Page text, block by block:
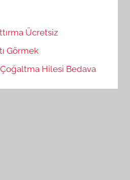
Ücretsiz
Görmek
Hilesi Bedava